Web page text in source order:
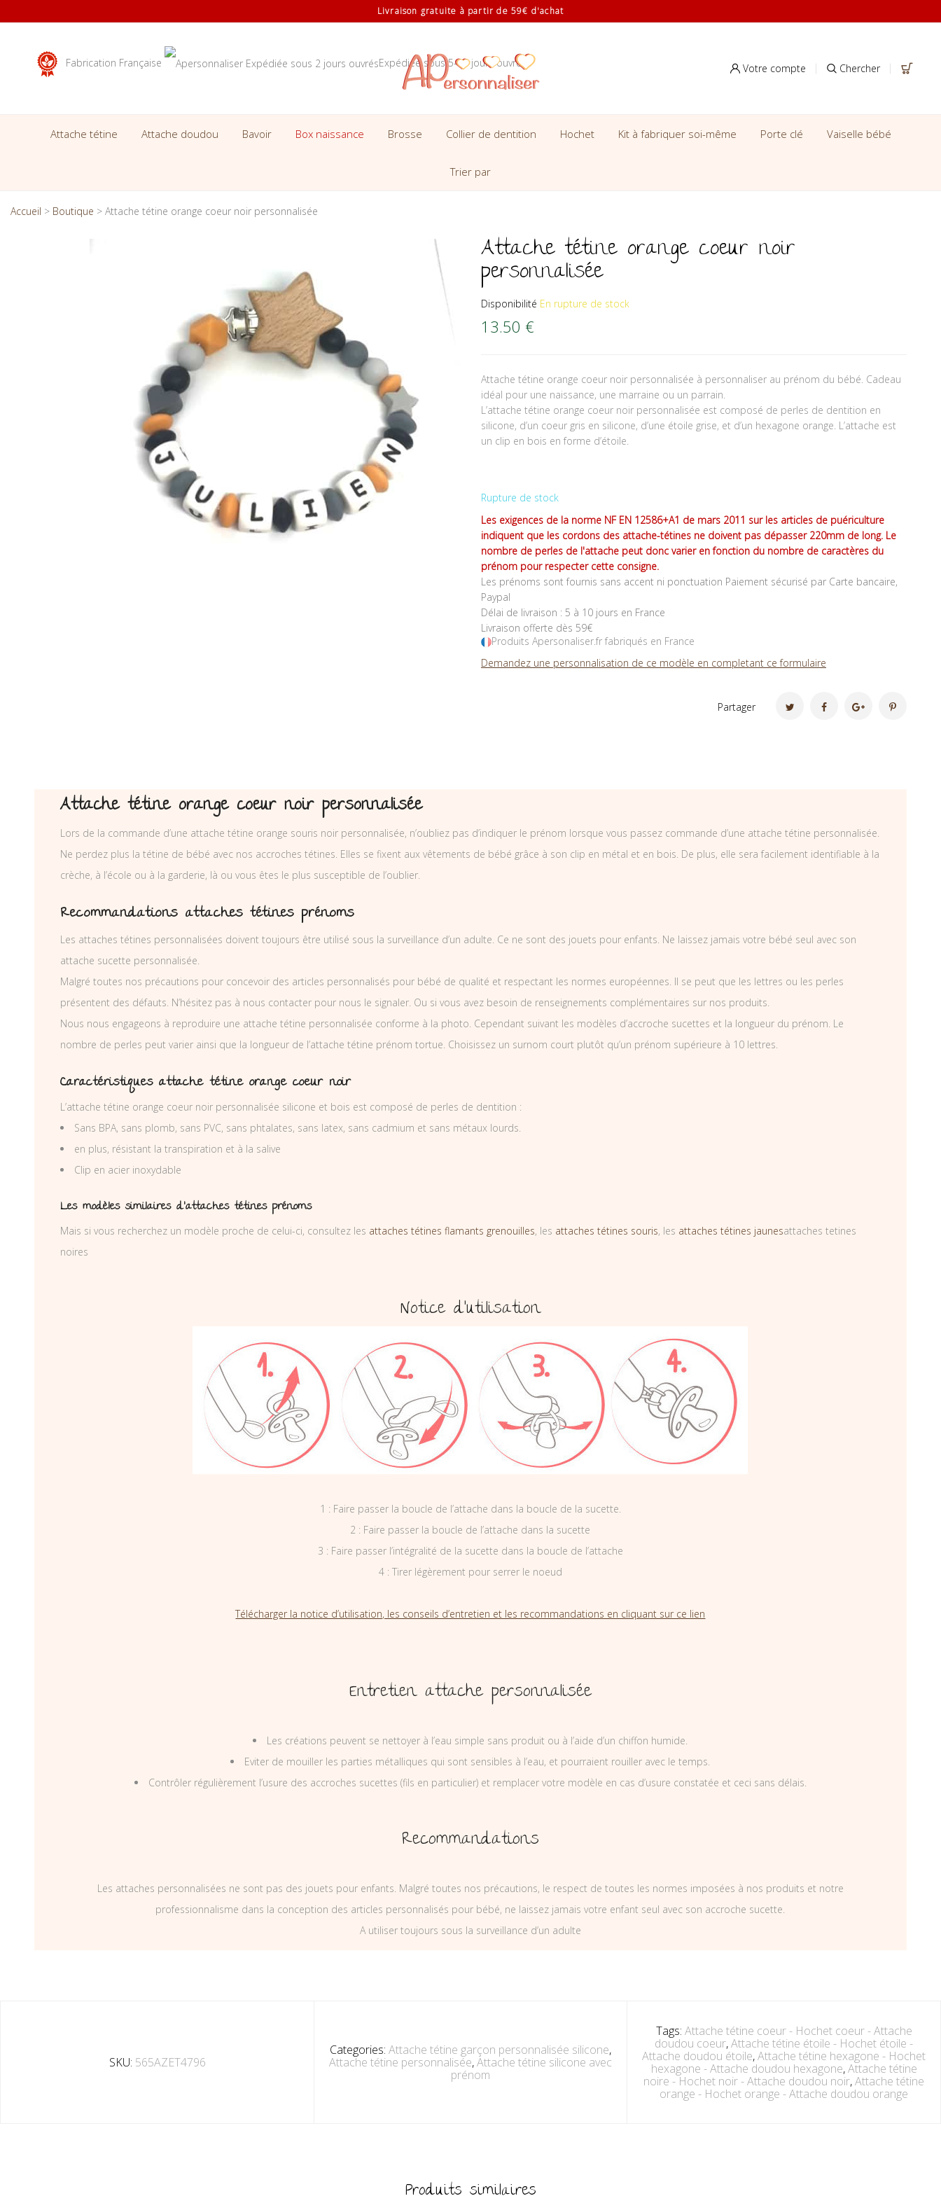
Livraison gratuite à partir de 59€ d'achat
Fabrication Française Expédiée sous 5-10 jours ouvrés Votre compte Chercher
Attache tétine Attache doudou Bavoir Box naissance Brosse Collier de dentition Hochet Kit à fabriquer soi-même Porte clé Vaiselle bébé
Trier par
Accueil > Boutique > Attache tétine orange coeur noir personnalisée
Attache tétine orange coeur noir
personnalisée
Disponibilité En rupture de stock
13.50 €
Attache tétine orange coeur noir personnalisée à personnaliser au prénom du bébé. Cadeau
idéal pour une naissance, une marraine ou un parrain.
L’attache tétine orange coeur noir personnalisée est composé de perles de dentition en
silicone, d’un coeur gris en silicone, d’une étoile grise, et d’un hexagone orange. L’attache est
un clip en bois en forme d’étoile.
Rupture de stock
Les exigences de la norme NF EN 12586+A1 de mars 2011 sur les articles de puériculture
indiquent que les cordons des attache-tétines ne doivent pas dépasser 220mm de long. Le
nombre de perles de l'attache peut donc varier en fonction du nombre de caractères du
prénom pour respecter cette consigne.
Les prénoms sont fournis sans accent ni ponctuation Paiement sécurisé par Carte bancaire,
Paypal
Délai de livraison : 5 à 10 jours en France
Livraison offerte dès 59€
Produits Apersonaliser.fr fabriqués en France
Demandez une personnalisation de ce modèle en completant ce formulaire
Partager
Attache tétine orange coeur noir personnalisée
Lors de la commande d’une attache tétine orange souris noir personnalisée, n’oubliez pas d’indiquer le prénom lorsque vous passez commande d’une attache tétine personnalisée.
Ne perdez plus la tétine de bébé avec nos accroches tétines. Elles se fixent aux vêtements de bébé grâce à son clip en métal et en bois. De plus, elle sera facilement identifiable à la
crèche, à l’école ou à la garderie, là ou vous êtes le plus susceptible de l’oublier.
Recommandations attaches tétines prénoms
Les attaches tétines personnalisées doivent toujours être utilisé sous la surveillance d’un adulte. Ce ne sont des jouets pour enfants. Ne laissez jamais votre bébé seul avec son
attache sucette personnalisée.
Malgré toutes nos précautions pour concevoir des articles personnalisés pour bébé de qualité et respectant les normes européennes. Il se peut que les lettres ou les perles
présentent des défauts. N’hésitez pas à nous contacter pour nous le signaler. Ou si vous avez besoin de renseignements complémentaires sur nos produits.
Nous nous engageons à reproduire une attache tétine personnalisée conforme à la photo. Cependant suivant les modèles d’accroche sucettes et la longueur du prénom. Le
nombre de perles peut varier ainsi que la longueur de l’attache tétine prénom tortue. Choisissez un surnom court plutôt qu’un prénom supérieure à 10 lettres.
Caractéristiques attache tétine orange coeur noir
L’attache tétine orange coeur noir personnalisée silicone et bois est composé de perles de dentition :
Sans BPA, sans plomb, sans PVC, sans phtalates, sans latex, sans cadmium et sans métaux lourds.
en plus, résistant la transpiration et à la salive
Clip en acier inoxydable
Les modèles similaires d’attaches tétines prénoms
Mais si vous recherchez un modèle proche de celui-ci, consultez les attaches tétines flamants grenouilles, les attaches tétines souris, les attaches tétines jaunesattaches tetines
noires
Notice d’utilisation
1 : Faire passer la boucle de l’attache dans la boucle de la sucette.
2 : Faire passer la boucle de l’attache dans la sucette
3 : Faire passer l’intégralité de la sucette dans la boucle de l’attache
4 : Tirer légèrement pour serrer le noeud
Télécharger la notice d’utilisation, les conseils d’entretien et les recommandations en cliquant sur ce lien
Entretien attache personnalisée
Les créations peuvent se nettoyer à l’eau simple sans produit ou à l’aide d’un chiffon humide.
Eviter de mouiller les parties métalliques qui sont sensibles à l’eau, et pourraient rouiller avec le temps.
Contrôler régulièrement l’usure des accroches sucettes (fils en particulier) et remplacer votre modèle en cas d’usure constatée et ceci sans délais.
Recommandations
Les attaches personnalisées ne sont pas des jouets pour enfants. Malgré toutes nos précautions, le respect de toutes les normes imposées à nos produits et notre
professionnalisme dans la conception des articles personnalisés pour bébé, ne laissez jamais votre enfant seul avec son accroche sucette.
A utiliser toujours sous la surveillance d’un adulte
SKU: 565AZET4796
Categories: Attache tétine garçon personnalisée silicone,
Attache tétine personnalisée,Attache tétine silicone avec
prénom
Tags: Attache tétine coeur - Hochet coeur - Attache
doudou coeur,Attache tétine étoile - Hochet étoile -
Attache doudou étoile,Attache tétine hexagone - Hochet
hexagone - Attache doudou hexagone,Attache tétine
noire - Hochet noir - Attache doudou noir,Attache tétine
orange - Hochet orange - Attache doudou orange